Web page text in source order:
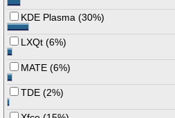
KDE Plasma (30%)
LXQt (6%)
MATE (6%)
TDE (2%)